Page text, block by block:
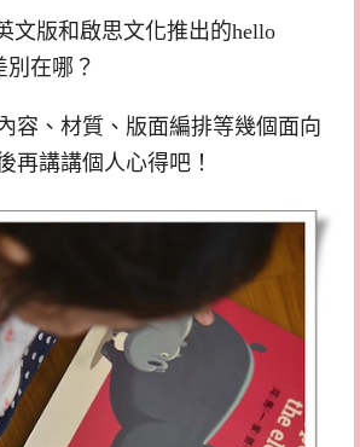
文版和啟思文化推出的hello
別在哪？
容、材質、版面編排等幾個面向
再講講個人心得吧！